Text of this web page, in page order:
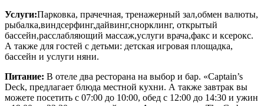
Услуги:Парковка, прачечная, тренажерный зал,обмен валюты,
рыбалка,виндсерфинг,дайвинг,снорклинг, открытый
бассейн,расслабляющий массаж,услуги врача,факс и ксерокс.
А также для гостей с детьми: детская игровая площадка,
бассейн и услуги няни.
Питание: В отеле два ресторана на выбор и бар. «Captain’s
Deck, предлагает блюда местной кухни. А также завтрак вы
можете посетить с 07:00 до 10:00, обед с 12:00 до 14:30 и ужин